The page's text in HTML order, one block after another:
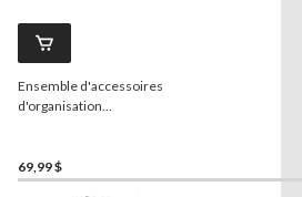
Ensemble d'accessoires
d'organisation
ustensiles de barbecue,
noir
69,99 $